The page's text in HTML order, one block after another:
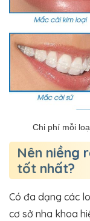
Chi phí mỗi
Nên niềng
tốt nhất?
Có đa dạng các
cơ sở nha khoa